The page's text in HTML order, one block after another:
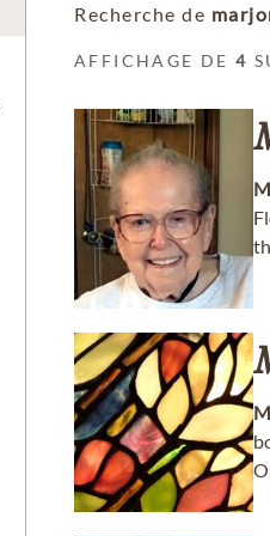
Recherche de
AFFICHAGE DE4